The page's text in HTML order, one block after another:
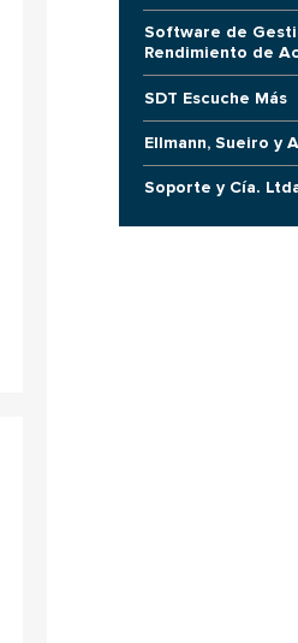
Software de
Rendimiento de
SDT Escuche Más
Ellmann, Sueiro y
Soporte y Cía.